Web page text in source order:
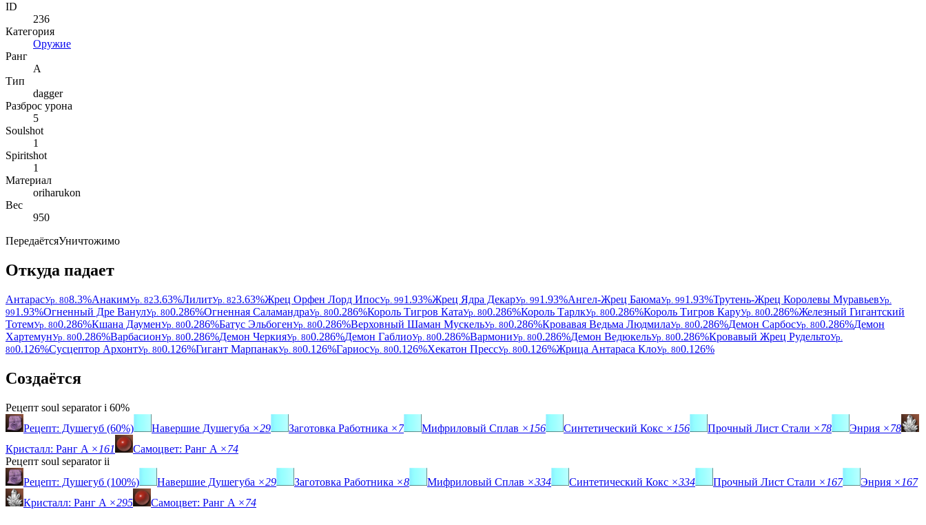
ID
236
Категория
Оружие
Ранг
A
Тип
dagger
Разброс урона
5
Soulshot
1
Spiritshot
1
Материал
oriharukon
Вес
950
ПередаётсяУничтожимо
Откуда падает
АнтарасУр. 808.3%АнакимУр. 823.63%ЛилитУр. 823.63%Жрец Орфен Лорд ИпосУр. 991.93%Жрец Ядра ДекарУр. 991.93%Ангел-Жрец БаюмаУр. 991.93%Трутень-Жрец Королевы МуравьевУр.
991.93%Огненный Дре ВанулУр. 800.286%Огненная СаламандраУр. 800.286%Король Тигров КатаУр. 800.286%Король ТарлкУр. 800.286%Король Тигров КаруУр. 800.286%Железный Гигантский
ТотемУр. 800.286%Кшана ДауменУр. 800.286%Батус ЭльбогенУр. 800.286%Верховный Шаман МускельУр. 800.286%Кровавая Ведьма ЛюдмилаУр. 800.286%Демон СарбосУр. 800.286%Демон
ХартемунУр. 800.286%ВарбасионУр. 800.286%Демон ЧеркияУр. 800.286%Демон ГаблиоУр. 800.286%ВармониУр. 800.286%Демон ВедюкельУр. 800.286%Кровавый Жрец РудельтоУр.
800.126%Сусцептор АрхонтУр. 800.126%Гигант МарпанакУр. 800.126%ГариосУр. 800.126%Хекатон ПрессУр. 800.126%Жрица Антараса КлоУр. 800.126%
Создаётся
Рецепт soul separator i 60%
Рецепт: Душегуб (60%)
Навершие Душегуба ×29 Заготовка Работника ×7 Мифриловый Сплав ×156 Синтетический Кокс ×156 Прочный Лист Стали ×78 Энрия ×78
Кристалл: Ранг A ×161 Самоцвет: Ранг A ×74
Рецепт soul separator ii
Рецепт: Душегуб (100%)
Навершие Душегуба ×29 Заготовка Работника ×8 Мифриловый Сплав ×334 Синтетический Кокс ×334 Прочный Лист Стали ×167 Энрия ×167
Кристалл: Ранг A ×295 Самоцвет: Ранг A ×74